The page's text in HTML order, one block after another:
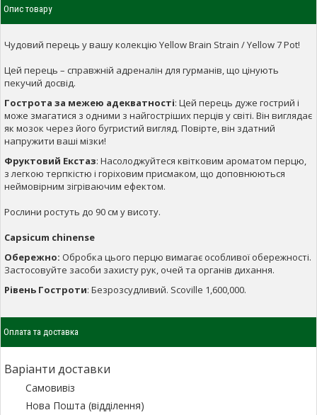
Опис товару
Чудовий перець у вашу колекцію Yellow Brain Strain / Yellow 7 Pot!
Цей перець – справжній адреналін для гурманів, що цінують
пекучий досвід.
Гострота за межею адекватності: Цей перець дуже гострий і
може змагатися з одними з найгостріших перців у світі. Він виглядає
як мозок через його бугристий вигляд. Повірте, він здатний
напружити ваші мізки!
Фруктовий Екстаз: Насолоджуйтеся квітковим ароматом перцю,
з легкою терпкістю і горіховим присмаком, що доповнюються
неймовірним зігріваючим ефектом.
Рослини ростуть до 90 см у висоту.
Capsicum chinense
Обережно: Обробка цього перцю вимагає особливої обережності.
Застосовуйте засоби захисту рук, очей та органів дихання.
Рівень Гостроти: Безрозсудливий. Scoville 1,600,000.
Оплата та доставка
Варіанти доставки
Самовивіз
Нова Пошта (відділення)